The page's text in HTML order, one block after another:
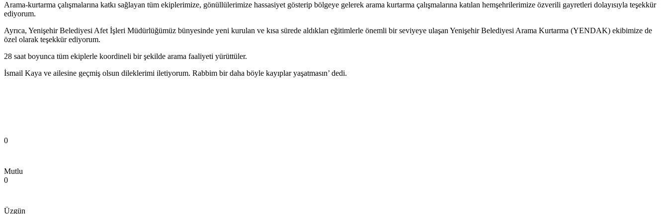
Arama-kurtarma çalışmalarına katkı sağlayan tüm ekiplerimize, gönüllülerimize hassasiyet gösterip bölgeye gelerek arama kurtarma çalışmalarına katılan hemşehrilerimize özverili gayretleri dolayısıyla teşekkür
ediyorum.
Ayrıca, Yenişehir Belediyesi Afet İşleri Müdürlüğümüz bünyesinde yeni kurulan ve kısa sürede aldıkları eğitimlerle önemli bir seviyeye ulaşan Yenişehir Belediyesi Arama Kurtarma (YENDAK) ekibimize de
özel olarak teşekkür ediyorum.
28 saat boyunca tüm ekiplerle koordineli bir şekilde arama faaliyeti yürüttüler.
İsmail Kaya ve ailesine geçmiş olsun dileklerimi iletiyorum. Rabbim bir daha böyle kayıplar yaşatmasın’ dedi.
0
Mutlu
0
Üzgün